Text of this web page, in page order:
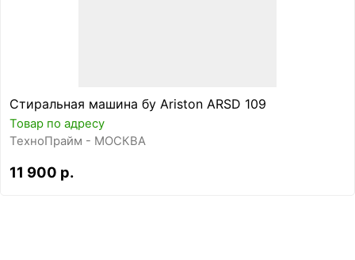
Стиральная машина бу Ariston ARSD 109
Товар по адресу
ТехноПрайм - МОСКВА
11 900 р.